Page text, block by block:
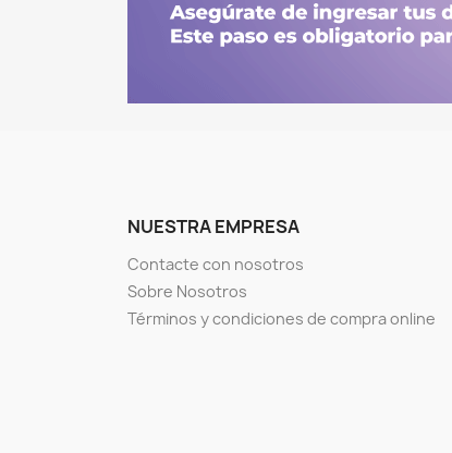
NUESTRA EMPRESA
Contacte con nosotros
Sobre Nosotros
Términos y condiciones de compra online